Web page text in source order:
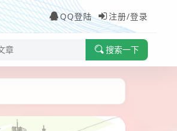
QQ登陆 注册/登录
搜索一下